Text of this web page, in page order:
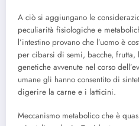
A ciò si aggiungano le
peculiarità fisiologiche e
l’intestino provano che l’uomo è
per cibarsi di semi, bacche, frutta,
genetiche avvenute nel corso
umane gli hanno consentito di
digerire la carne e i latticini.
Meccanismo metabolico che è